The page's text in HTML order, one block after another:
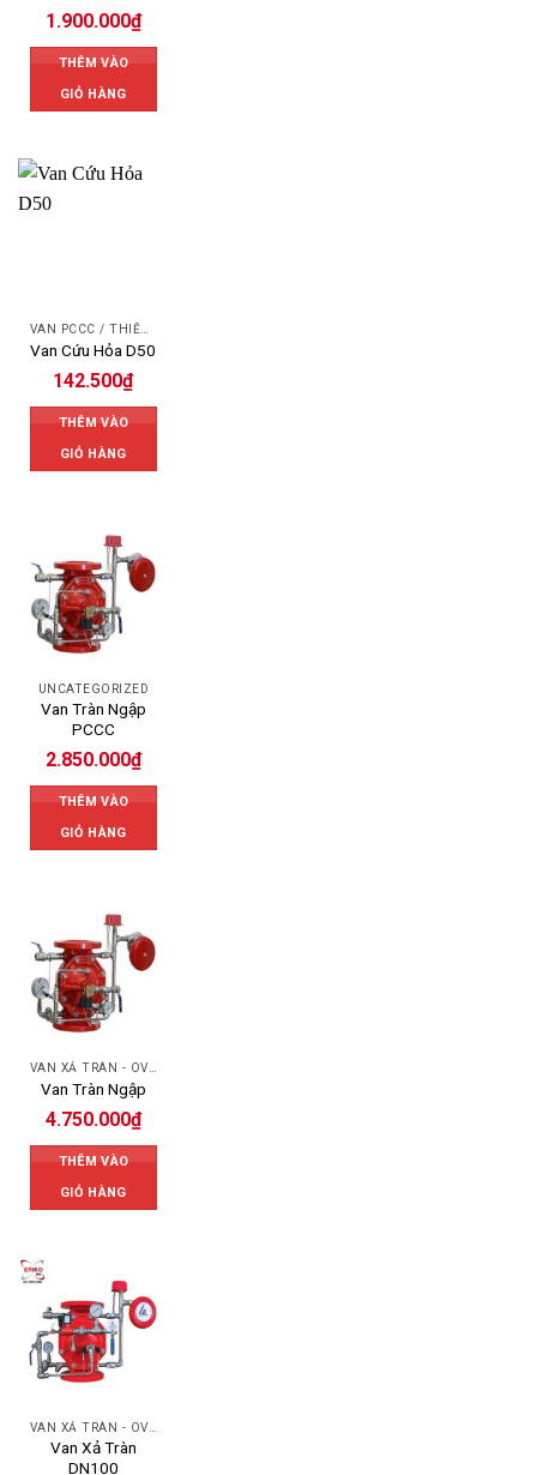
1.900.000₫
THÊM VÀO
GIỎ HÀNG
Van Cứu Hỏa D50
142.500₫
THÊM VÀO
GIỎ HÀNG
UNCATEGORIZED
Van Tràn Ngập
PCCC
2.850.000₫
THÊM VÀO
GIỎ HÀNG
VAN XẢ TRÀN - OVERFLOW VALVE
Van Tràn Ngập
4.750.000₫
THÊM VÀO
GIỎ HÀNG
VAN XẢ TRÀN - OVERFLOW VALVE
Van Xả Tràn
DN100